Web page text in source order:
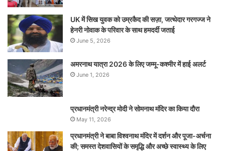
UK में सिख युवक को उम्रकैद की सज़ा, जत्थेदार गरगज्ज ने
हेनरी नोवाक के परिवार के साथ हमदर्दी जताई
June 5, 2026
अमरनाथ यात्रा 2026 के लिए जम्मू-कश्मीर में हाई अलर्ट
June 1, 2026
प्रधानमंत्री नरेन्‍द्र मोदी ने सोमनाथ मंदिर का किया दौरा
May 11, 2026
प्रधानमंत्री ने बाबा विश्वनाथ मंदिर में दर्शन और पूजा-अर्चना
की; समस्‍त देशवासियों के समृद्धि और अच्छे स्वास्थ्य के लिए